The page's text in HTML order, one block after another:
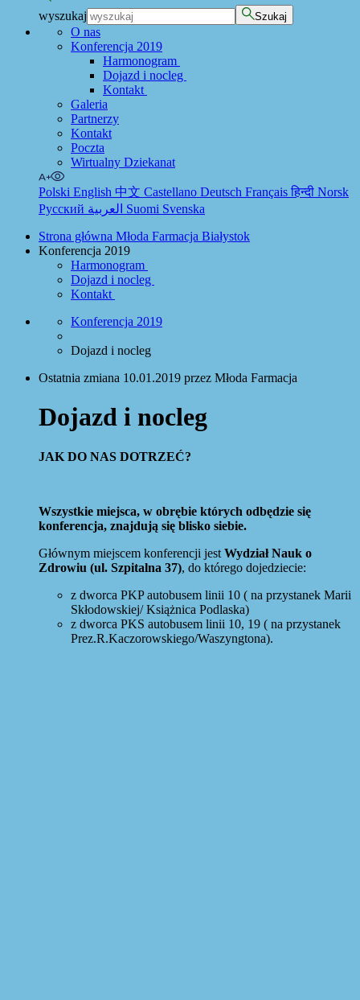
wyszukaj Szukaj
O nas
Konferencja 2019
Harmonogram
Dojazd i nocleg
Kontakt
Galeria
Partnerzy
Kontakt
Poczta
Wirtualny Dziekanat
Polski English 中文 Castellano Deutsch Françaisहिन्दी Norsk
Русский
Suomi Svenska
Strona główna Młoda Farmacja Białystok
Konferencja 2019
Harmonogram
Dojazd i nocleg
Kontakt
Konferencja 2019
Dojazd i nocleg
Ostatnia zmiana 10.01.2019 przez Młoda Farmacja
Dojazd i nocleg
JAK DO NAS DOTRZEĆ?
Wszystkie miejsca, w obrębie których odbędzie się
konferencja, znajdują się blisko siebie.
Głównym miejscem konferencji jest Wydział Nauk o
Zdrowiu (ul. Szpitalna 37), do którego dojedziecie:
z dworca PKP autobusem linii 10 ( na przystanek Marii
Skłodowskiej/ Książnica Podlaska)
z dworca PKS autobusem linii 10, 19 ( na przystanek
Prez.R.Kaczorowskiego/Waszyngtona).